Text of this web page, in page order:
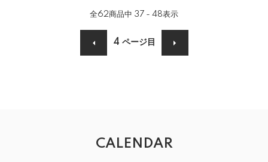
全62商品中 37 - 48表示
4 ページ目
CALENDAR